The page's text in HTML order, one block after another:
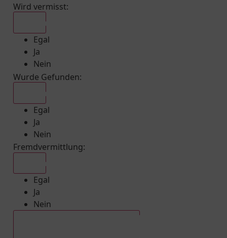
Wird vermisst:
Egal
Ja
Nein
Wurde Gefunden:
Egal
Ja
Nein
Fremdvermittlung:
Egal
Ja
Nein